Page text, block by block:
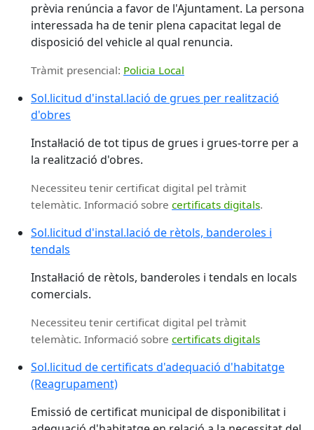
prèvia renúncia a favor de l'Ajuntament. La persona
interessada ha de tenir plena capacitat legal de
disposició del vehicle al qual renuncia.
Tràmit presencial: Policia Local
Sol.licitud d'instal.lació de grues per realització
d'obres
Instal·lació de tot tipus de grues i grues-torre per a
la realització d'obres.
Necessiteu tenir certificat digital pel tràmit
telemàtic. Informació sobre certificats digitals.
Sol.licitud d'instal.lació de rètols, banderoles i
tendals
Instal·lació de rètols, banderoles i tendals en locals
comercials.
Necessiteu tenir certificat digital pel tràmit
telemàtic. Informació sobre certificats digitals
Sol.licitud de certificats d'adequació d'habitatge
(Reagrupament)
Emissió de certificat municipal de disponibilitat i